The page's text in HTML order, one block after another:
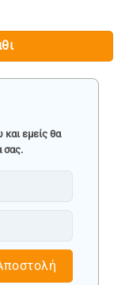
ΑΥΤΟΚΙΝΗΤΩΝ 19
εμείς θα
σας.